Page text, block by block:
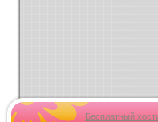
Бесплатный